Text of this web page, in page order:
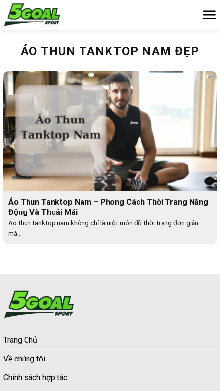
Chuyển
đến
ÁO THUN TANKTOP NAM ĐẸP
Áo Thun Tanktop Nam – Phong Cách Thời Trang Năng
Động Và Thoải Mái
Áo thun tanktop nam không chỉ là một món đồ thời trang đơn giản
mà...
Trang Chủ
Về chúng tôi
Chính sách hợp tác